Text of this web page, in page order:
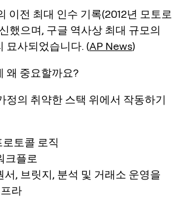
이전 최대 인수 기록(2012년 모토로
했으며, 구글 역사상 최대 규모의
묘사되었습니다. (AP News)
왜 중요할까요?
정의 취약한 스택 위에서 작동하기
토콜 로직
크플로
서, 브릿지, 분석 및 거래소 운영을
라